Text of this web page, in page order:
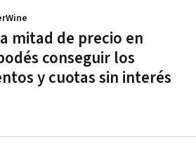
mitad de precio en
conseguir los
y cuotas sin interés